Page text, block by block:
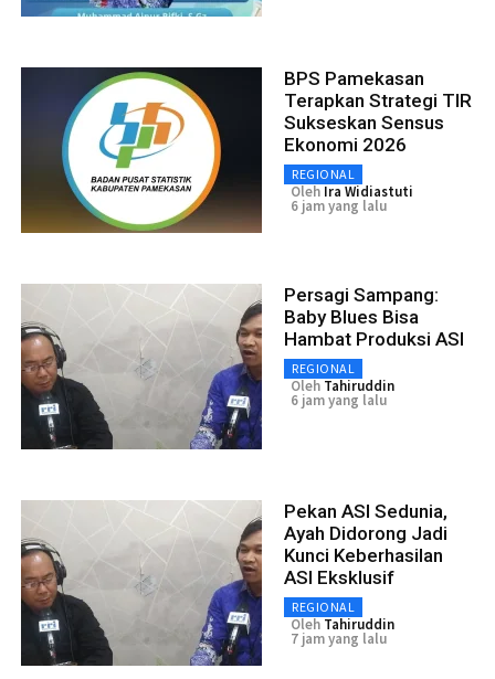
BPS Pamekasan
Terapkan Strategi TIR
Sukseskan Sensus
Ekonomi 2026
REGIONAL
Oleh Ira Widiastuti
6 jam yang lalu
Persagi Sampang:
Baby Blues Bisa
Hambat Produksi ASI
REGIONAL
Oleh Tahiruddin
6 jam yang lalu
Pekan ASI Sedunia,
Ayah Didorong Jadi
Kunci Keberhasilan
ASI Eksklusif
REGIONAL
Oleh Tahiruddin
7 jam yang lalu